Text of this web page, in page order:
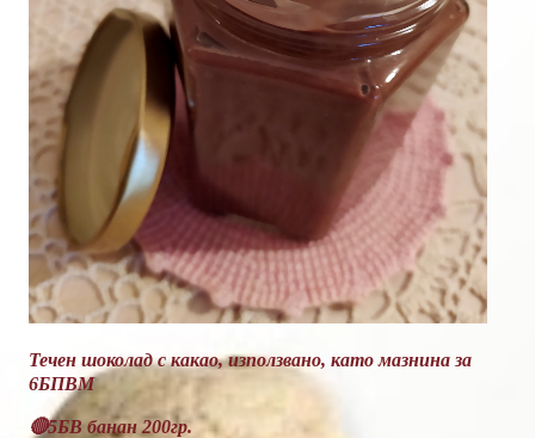
Течен шоколад с какао, използвано, като мазнина за
6БПВМ
🔴5БВ банан 200гр.